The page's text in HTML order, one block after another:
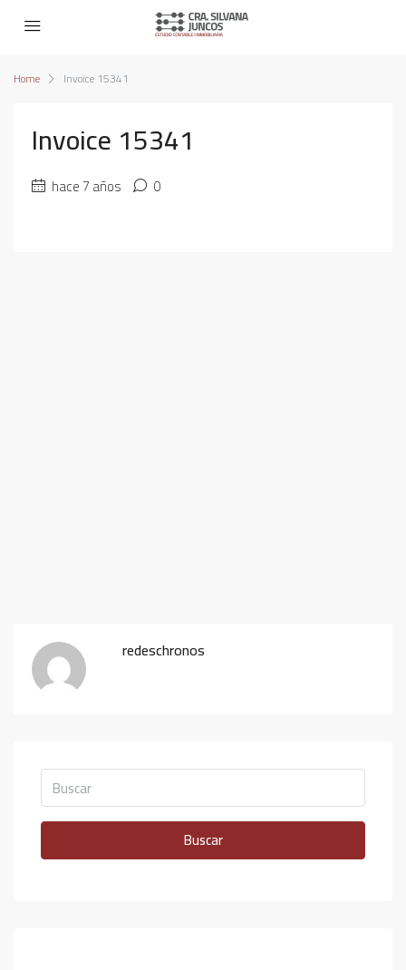
Home Invoice 15341
Invoice 15341
hace 7 años 0
redeschronos
Buscar